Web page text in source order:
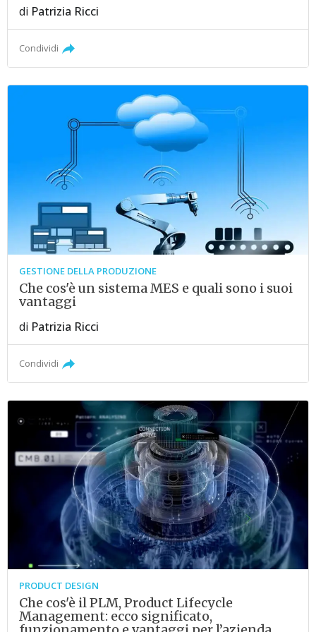
di Patrizia Ricci
Condividi
GESTIONE DELLA PRODUZIONE
Che cos'è un sistema MES e quali sono i suoi
vantaggi
di Patrizia Ricci
Condividi
PRODUCT DESIGN
Che cos'è il PLM, Product Lifecycle
Management: ecco significato,